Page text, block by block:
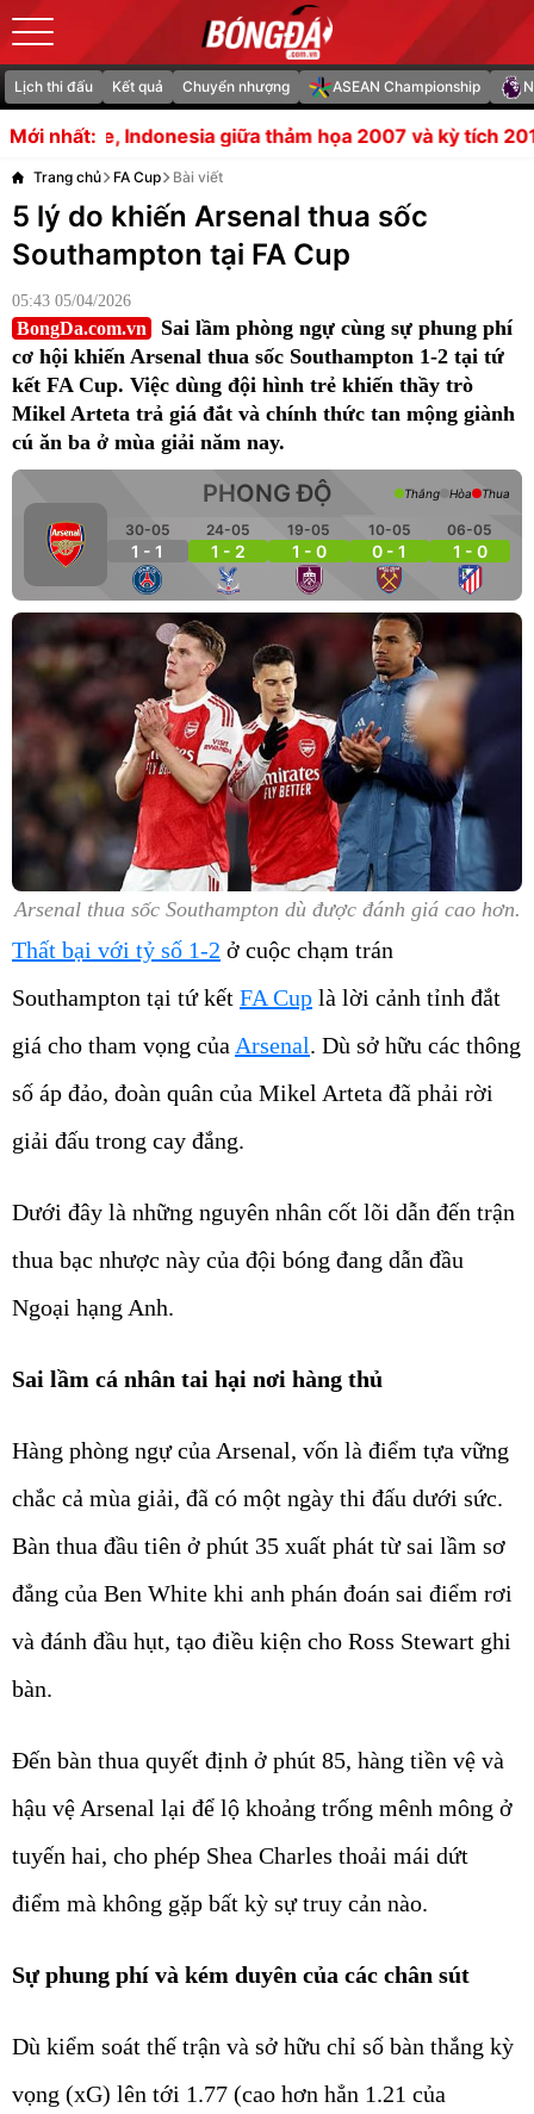
Lịch thi đấu Kết quả Chuyển nhượng ASEAN Championship
Mới nhất:giữa thảm họa 2007 và kỳ tích 2016 HLV
Trang chủ FA Cup Bài viết
5 lý do khiến Arsenal thua sốc
Southampton tại FA Cup
05:43 05/04/2026
BongDa.com.vn
Sai lầm phòng ngự cùng sự phung phí
cơ hội khiến Arsenal thua sốc Southampton 1-2 tại tứ
kết FA Cup. Việc dùng đội hình trẻ khiến thầy trò
Mikel Arteta trả giá đắt và chính thức tan mộng giành
cú ăn ba ở mùa giải năm nay.
PHONG ĐỘ
30-05
1 - 1
24-05
1 - 2
19-05
1 - 0
10-05
0 - 1
06-05
1 - 0
Thắng Hòa Thua
Arsenal thua sốc Southampton dù được đánh giá cao hơn.
Thất bại với tỷ số 1-2 ở cuộc chạm trán
Southampton tại tứ kết FA Cup là lời cảnh tỉnh đắt
giá cho tham vọng của Arsenal. Dù sở hữu các thông
số áp đảo, đoàn quân của Mikel Arteta đã phải rời
giải đấu trong cay đắng.
Dưới đây là những nguyên nhân cốt lõi dẫn đến trận
thua bạc nhược này của đội bóng đang dẫn đầu
Ngoại hạng Anh.
Sai lầm cá nhân tai hại nơi hàng thủ
Hàng phòng ngự của Arsenal, vốn là điểm tựa vững
chắc cả mùa giải, đã có một ngày thi đấu dưới sức.
Bàn thua đầu tiên ở phút 35 xuất phát từ sai lầm sơ
đẳng của Ben White khi anh phán đoán sai điểm rơi
và đánh đầu hụt, tạo điều kiện cho Ross Stewart ghi
bàn.
Đến bàn thua quyết định ở phút 85, hàng tiền vệ và
hậu vệ Arsenal lại để lộ khoảng trống mênh mông ở
tuyến hai, cho phép Shea Charles thoải mái dứt
điểm mà không gặp bất kỳ sự truy cản nào.
Sự phung phí và kém duyên của các chân sút
Dù kiểm soát thế trận và sở hữu chỉ số bàn thắng kỳ
vọng (xG) lên tới 1.77 (cao hơn hẳn 1.21 của